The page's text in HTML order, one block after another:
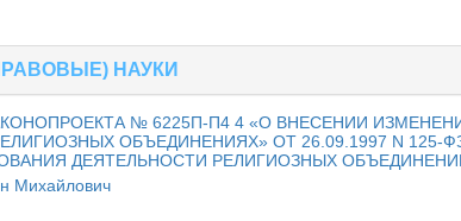
НАУКИ
№ 6225П-П4 4 «О ВНЕСЕНИИ
ОБЪЕДИНЕНИЯХ» ОТ 26.09.1997 N 125-
ДЕЯТЕЛЬНОСТИ РЕЛИГИОЗНЫХ
Михайлович